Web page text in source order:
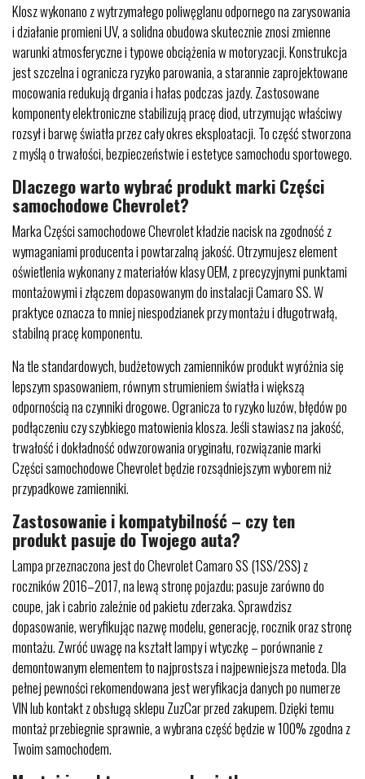
Klosz wykonano z wytrzymałego poliwęglanu odpornego na zarysowania
i działanie promieni UV, a solidna obudowa skutecznie znosi zmienne
warunki atmosferyczne i typowe obciążenia w motoryzacji. Konstrukcja
jest szczelna i ogranicza ryzyko parowania, a starannie zaprojektowane
mocowania redukują drgania i hałas podczas jazdy. Zastosowane
komponenty elektroniczne stabilizują pracę diod, utrzymując właściwy
rozsył i barwę światła przez cały okres eksploatacji. To część stworzona
z myślą o trwałości, bezpieczeństwie i estetyce samochodu sportowego.
Dlaczego warto wybrać produkt marki Części
samochodowe Chevrolet?
Marka Części samochodowe Chevrolet kładzie nacisk na zgodność z
wymaganiami producenta i powtarzalną jakość. Otrzymujesz element
oświetlenia wykonany z materiałów klasy OEM, z precyzyjnymi punktami
montażowymi i złączem dopasowanym do instalacji Camaro SS. W
praktyce oznacza to mniej niespodzianek przy montażu i długotrwałą,
stabilną pracę komponentu.
Na tle standardowych, budżetowych zamienników produkt wyróżnia się
lepszym spasowaniem, równym strumieniem światła i większą
odpornością na czynniki drogowe. Ogranicza to ryzyko luzów, błędów po
podłączeniu czy szybkiego matowienia klosza. Jeśli stawiasz na jakość,
trwałość i dokładność odwzorowania oryginału, rozwiązanie marki
Części samochodowe Chevrolet będzie rozsądniejszym wyborem niż
przypadkowe zamienniki.
Zastosowanie i kompatybilność – czy ten
produkt pasuje do Twojego auta?
Lampa przeznaczona jest do Chevrolet Camaro SS (1SS/2SS) z
roczników 2016–2017, na lewą stronę pojazdu; pasuje zarówno do
coupe, jak i cabrio zależnie od pakietu zderzaka. Sprawdzisz
dopasowanie, weryfikując nazwę modelu, generację, rocznik oraz stronę
montażu. Zwróć uwagę na kształt lampy i wtyczkę – porównanie z
demontowanym elementem to najprostsza i najpewniejsza metoda. Dla
pełnej pewności rekomendowana jest weryfikacja danych po numerze
VIN lub kontakt z obsługą sklepu ZuzCar przed zakupem. Dzięki temu
montaż przebiegnie sprawnie, a wybrana część będzie w 100% zgodna z
Twoim samochodem.